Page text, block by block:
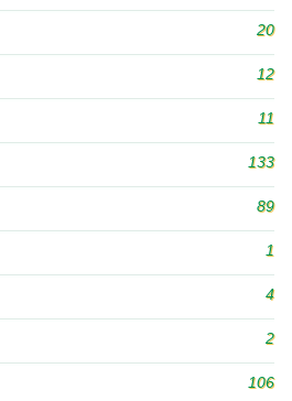
20
12
11
133
89
1
4
2
106